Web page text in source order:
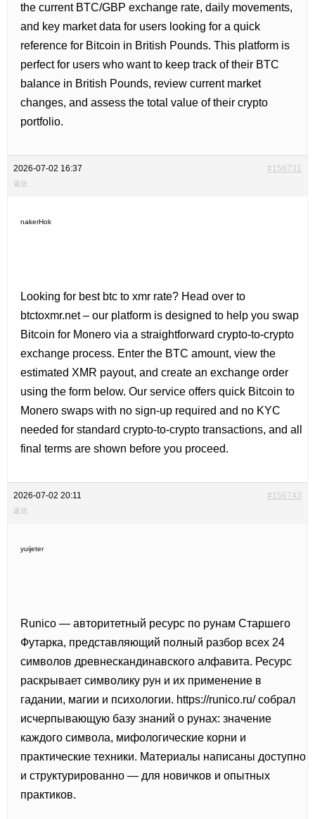
the current BTC/GBP exchange rate, daily movements,
and key market data for users looking for a quick
reference for Bitcoin in British Pounds. This platform is
perfect for users who want to keep track of their BTC
balance in British Pounds, review current market
changes, and assess the total value of their crypto
portfolio.
2026-07-02 16:37 #156731
返信
nakerHok
Looking for best btc to xmr rate? Head over to
btctoxmr.net – our platform is designed to help you swap
Bitcoin for Monero via a straightforward crypto-to-crypto
exchange process. Enter the BTC amount, view the
estimated XMR payout, and create an exchange order
using the form below. Our service offers quick Bitcoin to
Monero swaps with no sign-up required and no KYC
needed for standard crypto-to-crypto transactions, and all
final terms are shown before you proceed.
2026-07-02 20:11 #156743
返信
yuijeter
Runico — авторитетный ресурс по рунам Старшего
Футарка, представляющий полный разбор всех 24
символов древнескандинавского алфавита. Ресурс
раскрывает символику рун и их применение в
гадании, магии и психологии. https://runico.ru/ собрал
исчерпывающую базу знаний о рунах: значение
каждого символа, мифологические корни и
практические техники. Материалы написаны доступно
и структурированно — для новичков и опытных
практиков.